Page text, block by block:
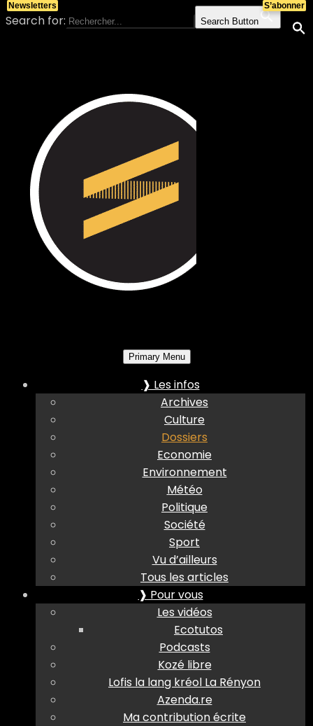
Search for: Search Button
Primary Menu
❱ Les infos
Archives
Culture
Dossiers
Economie
Environnement
Météo
Politique
Société
Sport
Vu d’ailleurs
Tous les articles
❱ Pour vous
Les vidéos
Ecotutos
Podcasts
Kozé libre
Lofis la lang kréol La Rényon
Azenda.re
Ma contribution écrite
S’abonner
Newsletters